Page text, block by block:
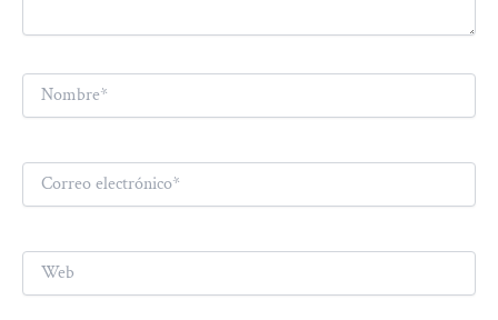
Nombre*
Correo
electrónico*
Web